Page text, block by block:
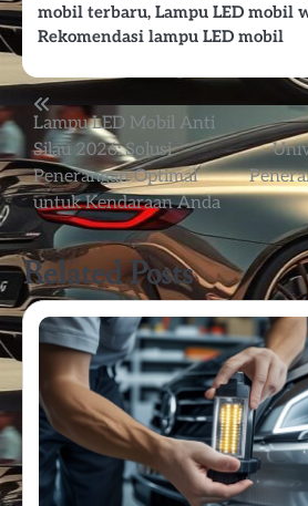
mobil terbaru, Lampu LED mobil
Rekomendasi lampu LED mobil
Post
navigation
Lampu LED Mobil Anti
Silau 2026: Solusi
Penerangan Optimal
untuk Kendaraan Anda
Related Posts